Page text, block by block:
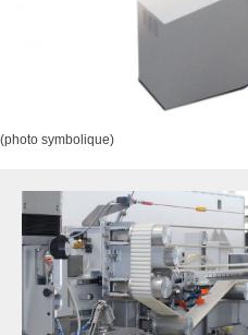
(photo symbolique)